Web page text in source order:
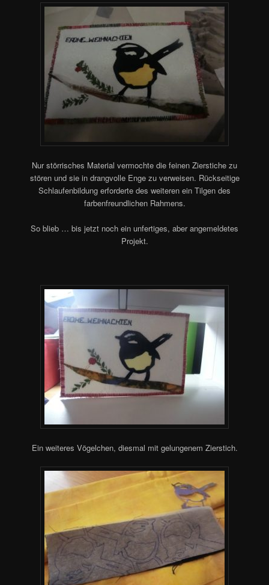
Nur störrisches Material vermochte die feinen Zierstiche zu
stören und sie in drangvolle Enge zu verweisen. Rückseitige
Schlaufenbildung erforderte des weiteren ein Tilgen des
farbenfreundlichen Rahmens.
So blieb … bis jetzt noch ein unfertiges, aber angemeldetes
Projekt.
Ein weiteres Vögelchen, diesmal mit gelungenem Zierstich.